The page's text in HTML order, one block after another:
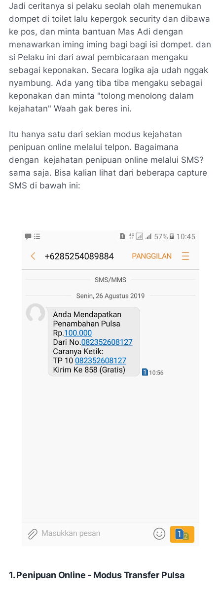
Jadi ceritanya si pelaku seolah olah menemukan
dompet di toilet lalu kepergok security dan dibawa
ke pos, dan minta bantuan Mas Adi dengan
menawarkan iming iming bagi bagi isi dompet. dan
si Pelaku ini dari awal pembicaraan mengaku
sebagai keponakan. Secara logika aja udah nggak
nyambung. Ada yang tiba tiba mengaku sebagai
keponakan dan minta "tolong menolong dalam
kejahatan" Waah gak beres ini.
Itu hanya satu dari sekian modus kejahatan
penipuan online melalui telpon. Bagaimana
dengan kejahatan penipuan online melalui SMS?
sama saja. Bisa kalian lihat dari beberapa capture
SMS di bawah ini:
1. Penipuan Online - Modus Transfer Pulsa